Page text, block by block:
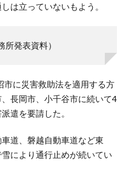
は立っていないもよう。
所発表資料）
市に災害救助法を適用する方
長岡市、小千谷市に続いて4
遣を要請した。
道、磐越自動車道など東
により通行止めが続いてい